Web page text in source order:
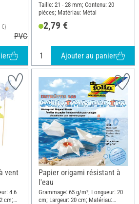
€)
PVC 13,20 €
Taille: 21 - 28 mm; Contenu: 20
pièces; Matériau: Métal
2,79 €
Ajouter au panier
vent
4.6
cm;
Papier origami résistant à
l'eau
Grammage: 65 g/m²; Longueur: 20
cm; Largeur: 20 cm; Matériau: